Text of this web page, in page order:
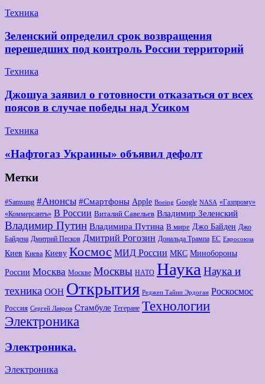
Техника
Зеленский определил срок возвращения
перешедших под контроль России территорий
Техника
Джошуа заявил о готовности отказаться от всех
поясов в случае победы над Усиком
Техника
«Нафтогаз Украины» объявил дефолт
Метки
#Samsung #Анонсы #Смартфоны Apple Boeing Google NASA «Газпрому»
«Коммерсантъ» В России Виталий Савельев Владимир Зеленский
Владимир Путин Владимира Путина В мире Джо Байден Джо
Байдена Дмитрий Песков Дмитрий Рогозин Дональда Трампа ЕС Евросоюза
Киев Киева Киеву Космос МИД России МКС Минобороны
России Москва Москве Москвы НАТО Наука Наука и
техника ООН Открытия Реджеп Тайип Эрдоган Роскосмос
Россия Сергей Лавров Стамбуле Тегеране Технологии
Электроника
Электроника.
Электроника